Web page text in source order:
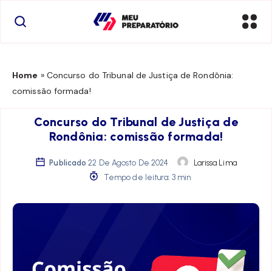
Home » Concurso do Tribunal de Justiça de Rondônia:
comissão formada!
Concurso do Tribunal de Justiça de
Rondônia: comissão formada!
Publicado 22 De Agosto De 2024
Larissa Lima
Tempo de leitura: 3 min